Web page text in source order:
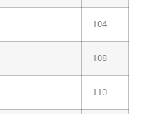
104
108
110